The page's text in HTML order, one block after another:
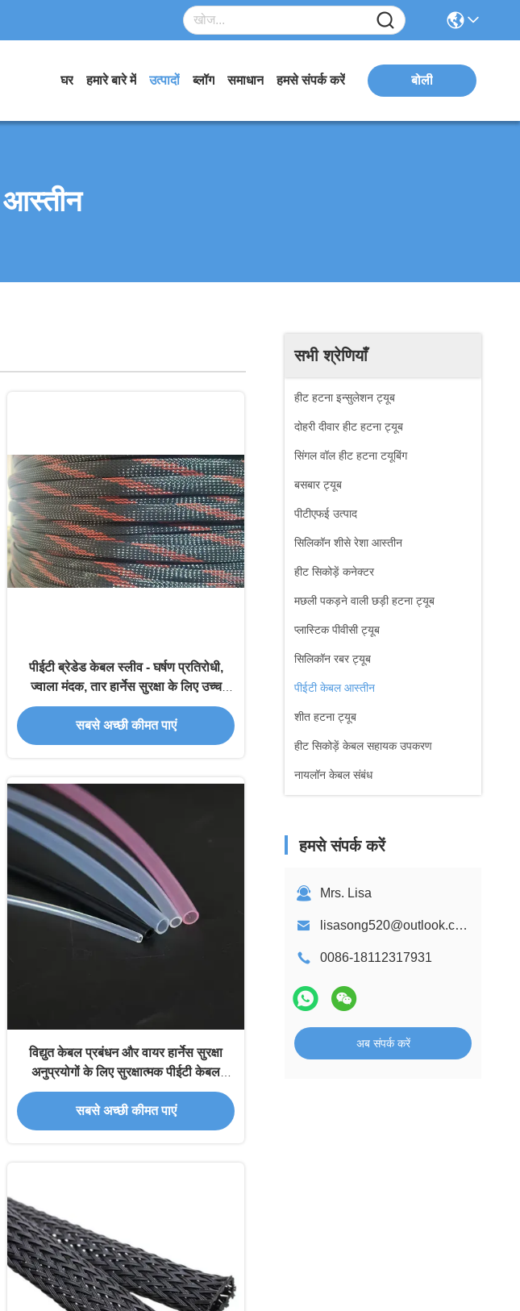
घर हमारे बारे में उत्पादों ब्लॉग समाधान हमसे संपर्क करें बोली
आस्तीन
सभी श्रेणियाँ
हीट हटना इन्सुलेशन ट्यूब
दोहरी दीवार हीट हटना ट्यूब
सिंगल वॉल हीट हटना टयूबिंग
बसबार ट्यूब
पीटीएफई उत्पाद
सिलिकॉन शीसे रेशा आस्तीन
हीट सिकोड़ें कनेक्टर
मछली पकड़ने वाली छड़ी हटना ट्यूब
प्लास्टिक पीवीसी ट्यूब
सिलिकॉन रबर ट्यूब
पीईटी केबल आस्तीन
शीत हटना ट्यूब
हीट सिकोड़ें केबल सहायक उपकरण
नायलॉन केबल संबंध
हमसे संपर्क करें
Mrs. Lisa
lisasong520@outlook.com
0086-18112317931
अब संपर्क करें
पीईटी ब्रेडेड केबल स्लीव - घर्षण प्रतिरोधी,
ज्वाला मंदक, तार हार्नेस सुरक्षा के लिए उच्च
लचीलापन विस्तार योग्य स्लीविंग
सबसे अच्छी कीमत पाएं
विद्युत केबल प्रबंधन और वायर हार्नेस सुरक्षा
अनुप्रयोगों के लिए सुरक्षात्मक पीईटी केबल
आस्तीन ब्रैटेड वायर आस्तीन
सबसे अच्छी कीमत पाएं